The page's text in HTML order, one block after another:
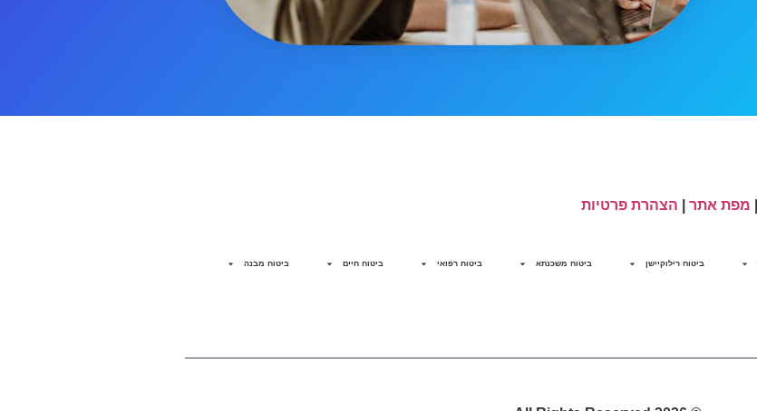
מפת אתר הצהרת פרטיות
ביטוח רילוקיישן ביטוח משכנתא ביטוח רפואי ביטוח חיים ביטוח מבנה